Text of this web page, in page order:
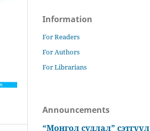
Information
For Readers
For Authors
For Librarians
Announcements
“Монгол судлал” сэтгүүл